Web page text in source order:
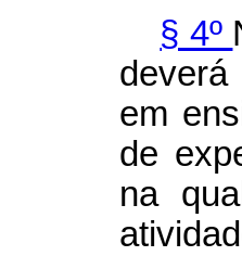
§ 4º
em
de
na